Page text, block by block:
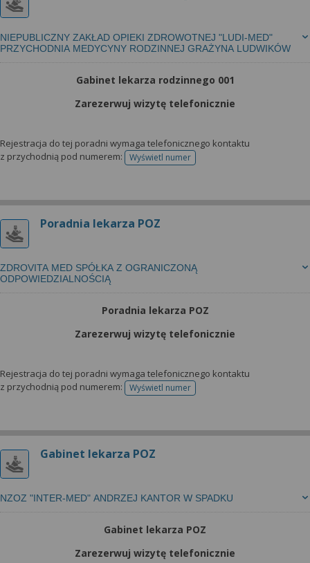
NIEPUBLICZNY ZAKŁAD OPIEKI ZDROWOTNEJ "LUDI-MED"
PRZYCHODNIA MEDYCYNY RODZINNEJ GRAŻYNA LUDWIKÓW
Gabinet lekarza rodzinnego 001
Zarezerwuj wizytę telefonicznie
Rejestracja do tej poradni wymaga telefonicznego kontaktu
z przychodnią pod numerem:
Wyświetl numertelefonu do rejestracji
Poradnia lekarza POZ
ZDROVITA MED SPÓŁKA Z OGRANICZONĄ
ODPOWIEDZIALNOŚCIĄ
Poradnia lekarza POZ
Zarezerwuj wizytę telefonicznie
Rejestracja do tej poradni wymaga telefonicznego kontaktu
z przychodnią pod numerem:
Wyświetl numertelefonu do rejestracji
Gabinet lekarza POZ
NZOZ "INTER-MED" ANDRZEJ KANTOR W SPADKU
Gabinet lekarza POZ
Zarezerwuj wizytę telefonicznie